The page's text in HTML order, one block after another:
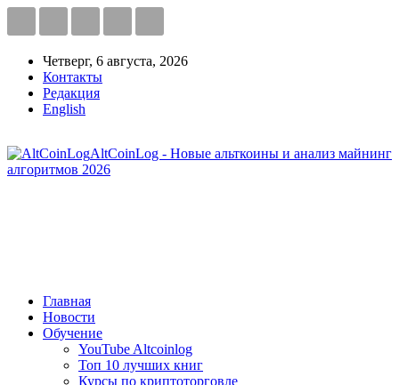
Четверг, 6 августа, 2026
Контакты
Редакция
English
AltCoinLog - Новые альткоины и анализ майнинг
алгоритмов 2026
Главная
Новости
Обучение
YouTube Altcoinlog
Топ 10 лучших книг
Курсы по криптоторговле